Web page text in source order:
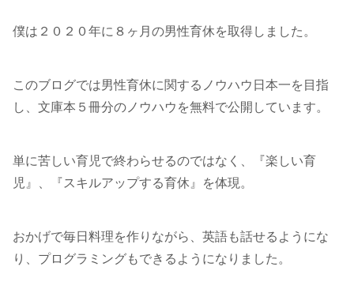
僕は２０２０年に８ヶ月の男性育休を取得しました。
このブログでは男性育休に関するノウハウ日本一を目指
し、文庫本５冊分のノウハウを無料で公開しています。
単に苦しい育児で終わらせるのではなく、『楽しい育
児』、『スキルアップする育休』を体現。
おかげで毎日料理を作りながら、英語も話せるようにな
り、プログラミングもできるようになりました。